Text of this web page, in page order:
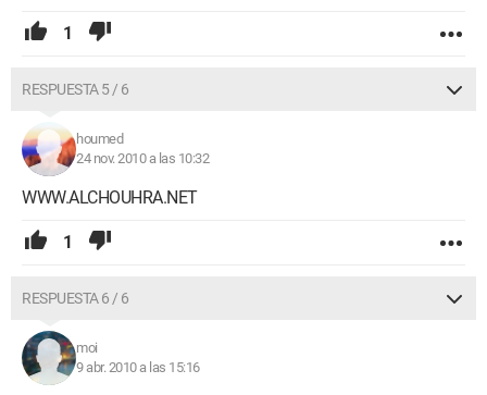
1
RESPUESTA 5 / 6
houmed
24 nov. 2010 a las 10:32
WWW.ALCHOUHRA.NET
1
RESPUESTA 6 / 6
moi
9 abr. 2010 a las 15:16